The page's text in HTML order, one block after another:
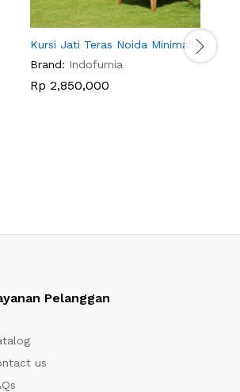
Kursi Jati Teras Noida Minimalis
Brand: Indofurnia
Rp 2,850,000
Pelanggan
us